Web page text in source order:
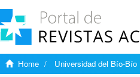
Home Universidad del Bío-Bío